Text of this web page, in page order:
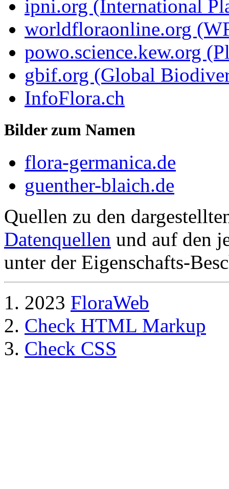
ipni.org (International
worldfloraonline.org
powo.science.kew.org
gbif.org (Global
InfoFlora.ch
Bilder zum Namen
flora-germanica.de
guenther-blaich.de
Quellen zu den
Datenquellen und auf den
unter der Eigenschafts-
2023 FloraWeb
Check HTML Markup
Check CSS